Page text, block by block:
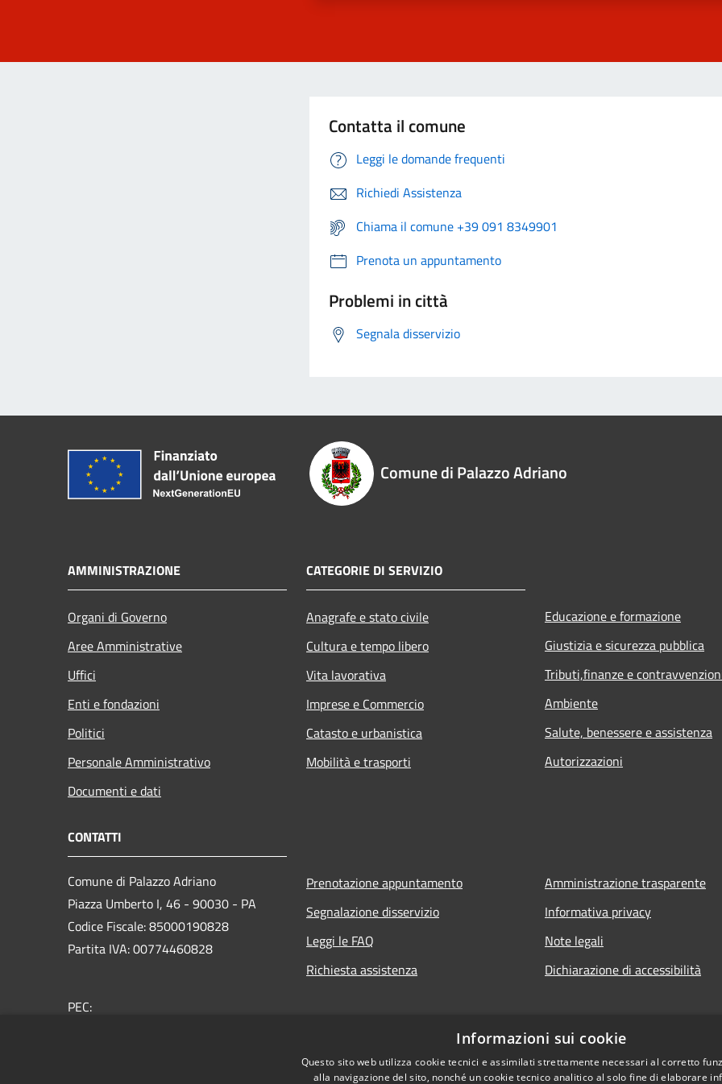
Contatta il comune
Leggi le domande frequenti
Richiedi Assistenza
Chiama il comune +39 091 8349901
Prenota un appuntamento
Problemi in città
Segnala disservizio
Comune di Palazzo Adriano
AMMINISTRAZIONE
Organi di Governo
Aree Amministrative
Uffici
Enti e fondazioni
Politici
Personale Amministrativo
Documenti e dati
CATEGORIE DI SERVIZIO
Anagrafe e stato civile
Cultura e tempo libero
Vita lavorativa
Imprese e Commercio
Catasto e urbanistica
Mobilità e trasporti
Educazione e formazione
Giustizia e sicurezza pubblica
Tributi,finanze e
Ambiente
Salute, benessere e assistenza
Autorizzazioni
CONTATTI
Comune di Palazzo Adriano
Piazza Umberto I, 46 - 90030 - PA
Codice Fiscale: 85000190828
Partita IVA: 00774460828
PEC:
Prenotazione appuntamento
Segnalazione disservizio
Leggi le FAQ
Richiesta assistenza
Amministrazione trasparente
Informativa privacy
Note legali
Dichiarazione di accessibilità
Informazioni sui cookie
Questo sito web utilizza cookie tecnici e assimilati strettamente necessari al corretto
alla navigazione del sito, nonché un cookie tecnico analitico al solo fine di elaborare